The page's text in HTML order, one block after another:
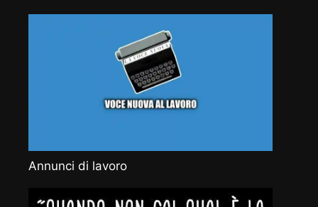
Annunci di lavoro